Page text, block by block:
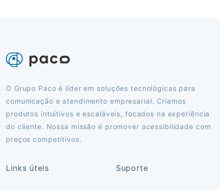
O Grupo Paco é líder em soluções tecnológicas para
comunicação e atendimento empresarial. Criamos
produtos intuitivos e escaláveis, focados na experiência
do cliente. Nossa missão é promover acessibilidade com
preços competitivos.
Links úteis Suporte